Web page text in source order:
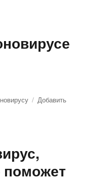
Добавить